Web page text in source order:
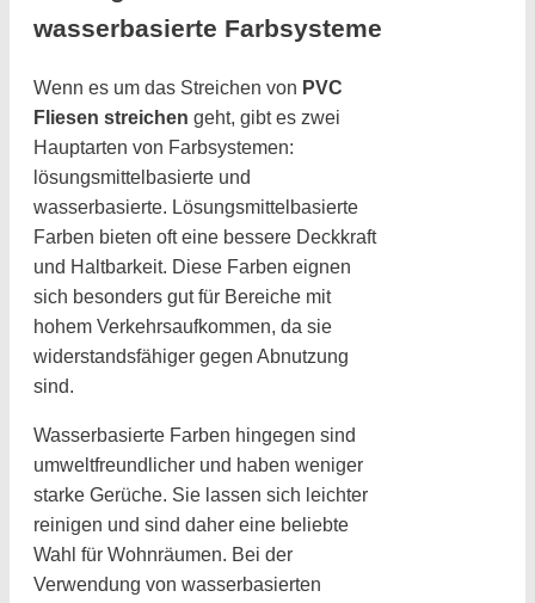
wasserbasierte Farbsysteme
Wenn es um das Streichen von PVC
Fliesen streichen geht, gibt es zwei
Hauptarten von Farbsystemen:
lösungsmittelbasierte und
wasserbasierte. Lösungsmittelbasierte
Farben bieten oft eine bessere Deckkraft
und Haltbarkeit. Diese Farben eignen
sich besonders gut für Bereiche mit
hohem Verkehrsaufkommen, da sie
widerstandsfähiger gegen Abnutzung
sind.
Wasserbasierte Farben hingegen sind
umweltfreundlicher und haben weniger
starke Gerüche. Sie lassen sich leichter
reinigen und sind daher eine beliebte
Wahl für Wohnräumen. Bei der
Verwendung von wasserbasierten